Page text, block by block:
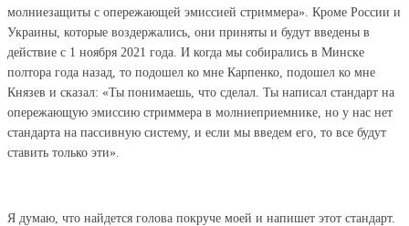
молниезащиты с опережающей эмиссией стриммера». Кроме России и
Украины, которые воздержались, они приняты и будут введены в
действие с 1 ноября 2021 года. И когда мы собирались в Минске
полтора года назад, то подошел ко мне Карпенко, подошел ко мне
Князев и сказал: «Ты понимаешь, что сделал. Ты написал стандарт на
опережающую эмиссию стриммера в молниеприемнике, но у нас нет
стандарта на пассивную систему, и если мы введем его, то все будут
ставить только эти».
Я думаю, что найдется голова покруче моей и напишет этот стандарт.